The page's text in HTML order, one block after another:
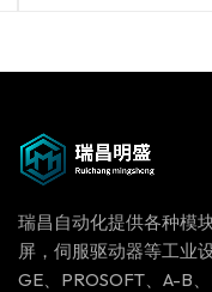
瑞昌自动化提供各种模
屏，伺服驱动器等工业
GE、PROSOFT、A-B